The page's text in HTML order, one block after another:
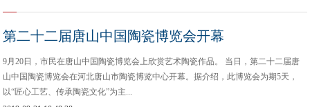
第二十二届唐山中国陶瓷博览会开幕
9月20日，市民在唐山中国陶瓷博览会上欣赏艺术陶瓷作品。 当日，第二十二届唐
山中国陶瓷博览会在河北唐山市陶瓷博览中心开幕。据介绍，此博览会为期5天，
以“匠心工艺、传承陶瓷文化”为主...